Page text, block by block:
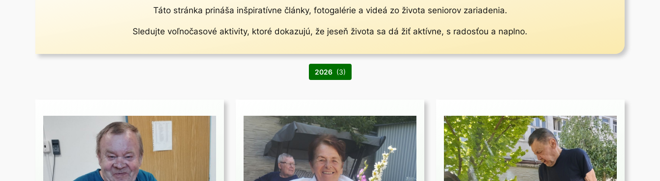
Táto stránka prináša inšpiratívne články, fotogalérie a videá zo života seniorov zariadenia.
Sledujte voľnočasové aktivity, ktoré dokazujú, že jeseň života sa dá žiť aktívne, s radosťou a naplno.
2026 (3)